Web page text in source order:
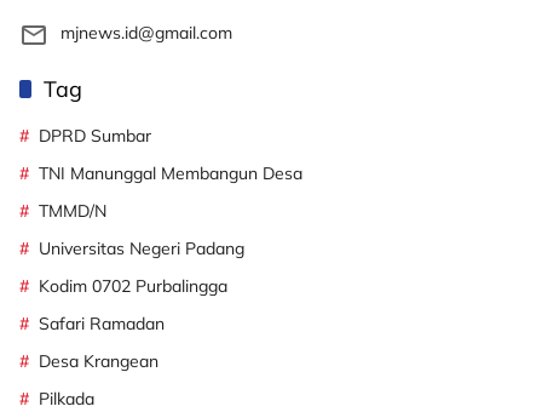
mjnews.id@gmail.com
Tag
DPRD Sumbar
TNI Manunggal Membangun Desa
TMMD/N
Universitas Negeri Padang
Kodim 0702 Purbalingga
Safari Ramadan
Desa Krangean
Pilkada